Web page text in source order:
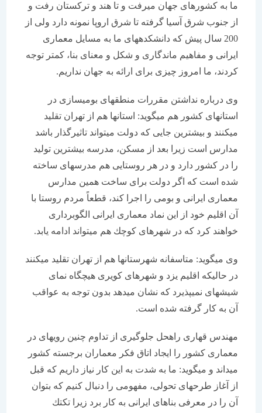
ما به كشورهای جهان می‏رفت و تا هند و تركستان رفت و
از جنوب شرق آسیا گرفته تا شرق اروپا نمونه دارد ولی از
200 سال پیش كه دانشكده‏های ما به مسایل معماری
ایرانی و مفاهیم ماندگاری و شكل و معنای بنا، كمتر توجه
كردند، ما امروز چیزی برای ارائه به جهان نداریم.
وی درباره نداشتن مقررات منطقه‏ای بومی‏سازی در
استان‏های كشور هم می‏گوید: استان‏ها هم از تهران تقلید
می‏كنند و بیشترین جایی كه دولت می‏تواند تاثیرگذار باشد
مدارس است زیرا بعد از مسكن، مدرسه بیشترین تولید
را در كشور دارد و در هر روستایی هم مدرسه‏ای ساخته
شده است كه اگر دولت برای ساخت همین مدارس
معماری ایرانی و بومی را اجرا كند، قطعاً مردم روستا با
آن اقلیم خود از این نماد معماری ایرانی الگوبرداری
خواهند كرد كه در شهرهای كوچك هم می‏تواند ادامه یابد.
وی می‏گوید: متاسفانه شهرستان‏ها هم از تهران تقلید می‏كنند
در حالیكه اقلیم یزد و شهرهای كویری هیچگاه نمای
شیشه‏ای نمی‏پذیرد كه نشان می‏دهد بدون توجه به عواقب
آن به كار گرفته شده است.
مهندس قهاری راه‏حل جلوگیری از تداوم چنین رویه‏ای در
معماری كشور را ایجاد اتاق فكر معماران برجسته كشور
می‏داند و می‏گوید: ما به شدت به این كار نیاز داریم كه قبل
از آغاز طرح‏های تحولی، مفهومی را دنبال كنیم كه بتوان
آن را در معرفی بناهای ایرانی به كار برد زیرا تك‏تك